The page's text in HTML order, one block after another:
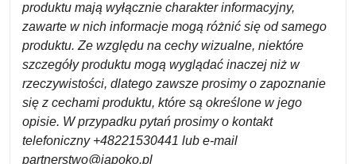
produktu mają wyłącznie charakter informacyjny,
zawarte w nich informacje mogą różnić się od samego
produktu. Ze względu na cechy wizualne, niektóre
szczegóły produktu mogą wyglądać inaczej niż w
rzeczywistości, dlatego zawsze prosimy o zapoznanie
się z cechami produktu, które są określone w jego
opisie. W przypadku pytań prosimy o kontakt
telefoniczny +48221530441 lub e-mail
partnerstwo@japoko.pl